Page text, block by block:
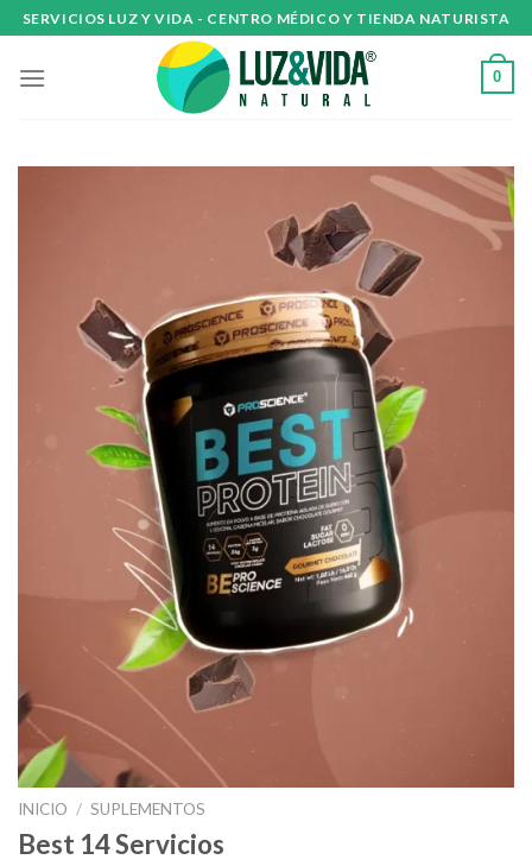
Skip
to
content
SERVICIOS LUZ Y VIDA - CENTRO MÉDICO Y TIENDA NATURISTA
0
INICIO / SUPLEMENTOS
Best 14 Servicios